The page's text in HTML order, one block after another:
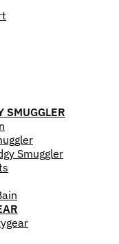
SMUGGLER
Smuggler